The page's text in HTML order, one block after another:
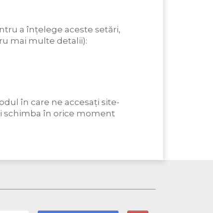
a înțelege aceste setări,
mai multe detalii):
în care ne accesați site-
schimba în orice moment